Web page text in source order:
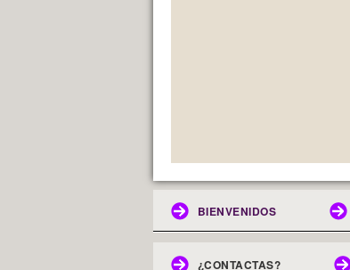
BIENVENIDOS
¿CONTACTAS?